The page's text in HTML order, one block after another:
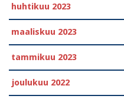
huhtikuu 2023
maaliskuu 2023
tammikuu 2023
joulukuu 2022